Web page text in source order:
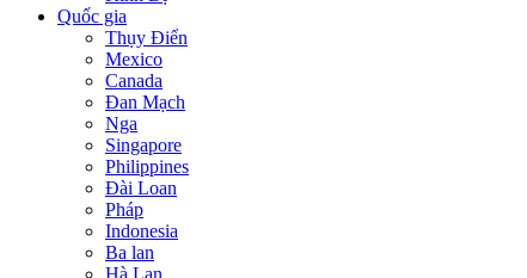
Quốc gia
Thụy Điển
Mexico
Canada
Đan Mạch
Nga
Singapore
Philippines
Đài Loan
Pháp
Indonesia
Ba lan
Hà Lan